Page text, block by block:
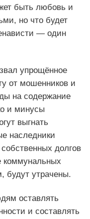
быть любовь и
но что будет
— один
упрощённое
от мошенников и
на содержание
и минусы
выгнать
наследники
долгов
коммунальных
будут утрачены.
оставлять
и составлять